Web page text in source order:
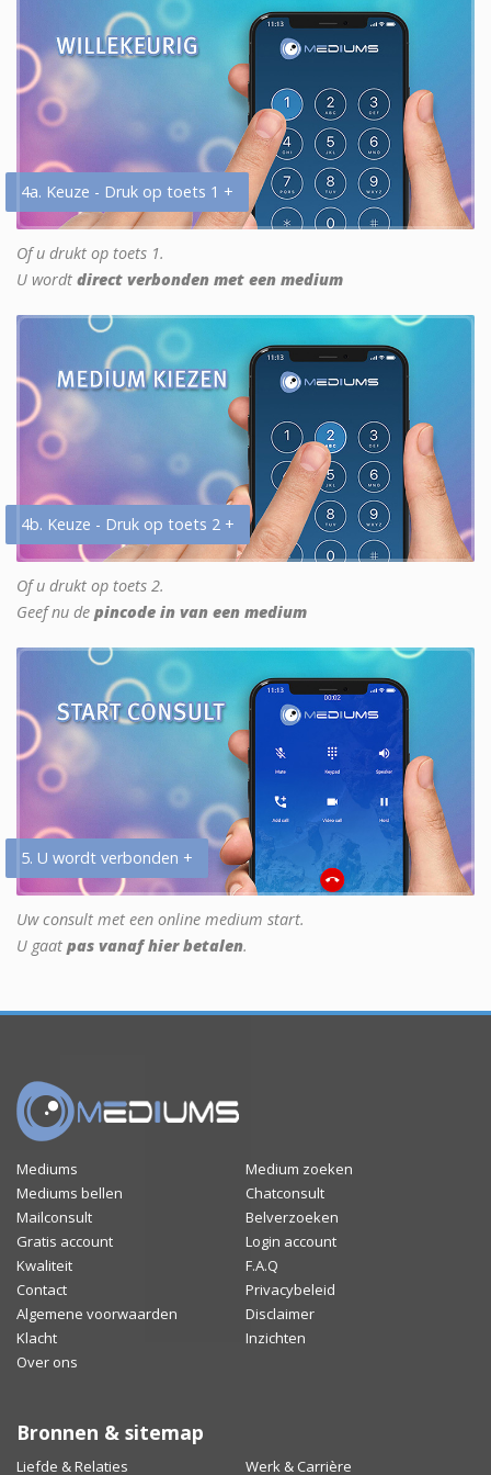
4a. Keuze - Druk op toets 1 +
Of u drukt op toets 1.
U wordt direct verbonden met een medium
4b. Keuze - Druk op toets 2 +
Of u drukt op toets 2.
Geef nu de pincode in van een medium
5. U wordt verbonden +
Uw consult met een online medium start.
U gaat pas vanaf hier betalen.
Mediums
Medium zoeken
Mediums bellen
Chatconsult
Mailconsult
Belverzoeken
Gratis account
Login account
Kwaliteit
F.A.Q
Contact
Privacybeleid
Algemene voorwaarden
Disclaimer
Klacht
Inzichten
Over ons
Bronnen & sitemap
Liefde & Relaties Werk & Carrière